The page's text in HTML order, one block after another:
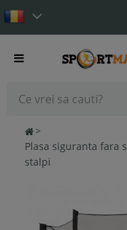
Toggle
>
Plasa siguranta fara
stalpi